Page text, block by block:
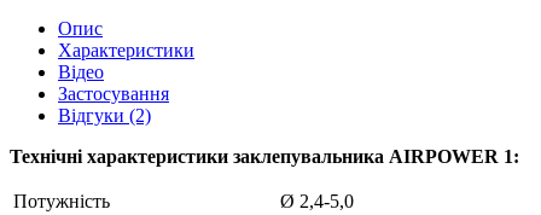
Опис
Характеристики
Відео
Застосування
Відгуки (2)
Технічні характеристики заклепувальника AIRPOWER 1:
Потужність
Ø 2,4-5,0